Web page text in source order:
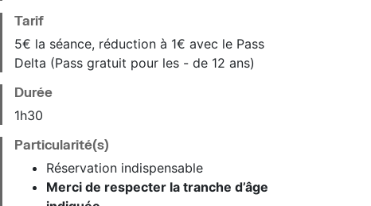
Tarif
5€ la séance, réduction à 1€ avec le Pass
Delta (Pass gratuit pour les - de 12 ans)
Durée
1h30
Particularité(s)
Réservation indispensable
Merci de respecter la tranche d’âge